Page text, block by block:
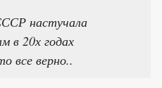
настучала
в 20х годах
все верно..